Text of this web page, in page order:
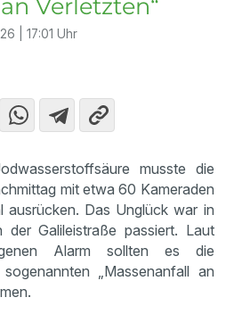
Verletzten“
| 17:01 Uhr
musste die
mit etwa 60 Kameraden
ausrücken. Das Unglück war in
der Galileistraße passiert. Laut
Alarm sollten es die
„Massenanfall an